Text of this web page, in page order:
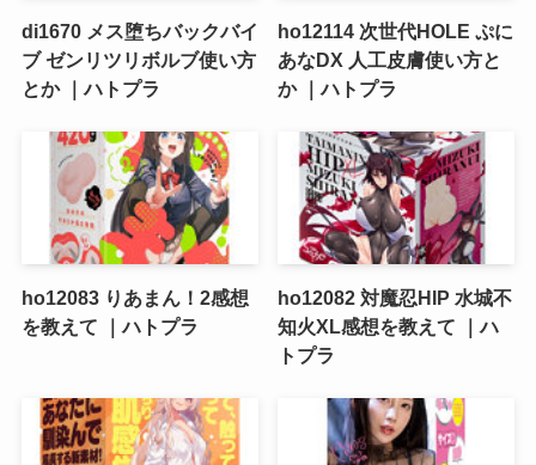
di1670 メス堕ちバックバイ
ブ ゼンリツリボルブ使い方
とか ｜ハトプラ
ho12114 次世代HOLE ぷに
あなDX 人工皮膚使い方と
か ｜ハトプラ
ho12083 りあまん！2感想
を教えて ｜ハトプラ
ho12082 対魔忍HIP 水城不
知火XL感想を教えて ｜ハ
トプラ